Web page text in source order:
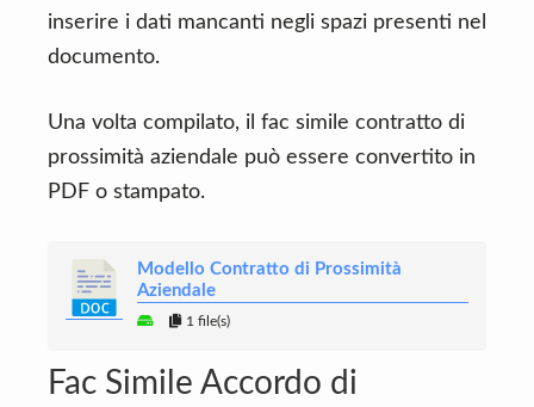
inserire i dati mancanti negli spazi presenti nel
documento.
Una volta compilato, il fac simile contratto di
prossimità aziendale può essere convertito in
PDF o stampato.
Modello Contratto di Prossimità
Aziendale
1 file(s)
Fac Simile Accordo di